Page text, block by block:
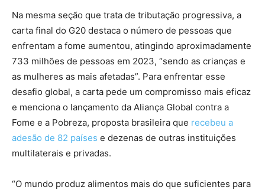
Na mesma seção que trata de tributação progressiva, a
carta final do G20 destaca o número de pessoas que
enfrentam a fome aumentou, atingindo aproximadamente
733 milhões de pessoas em 2023, “sendo as crianças e
as mulheres as mais afetadas”. Para enfrentar esse
desafio global, a carta pede um compromisso mais eficaz
e menciona o lançamento da Aliança Global contra a
Fome e a Pobreza, proposta brasileira que recebeu a
adesão de 82 países e dezenas de outras instituições
multilaterais e privadas.
“O mundo produz alimentos mais do que suficientes para